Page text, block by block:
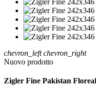
chevron_left chevron_right
Nuovo prodotto
Zigler Fine Pakistan